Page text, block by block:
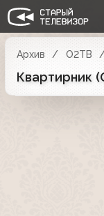
Архив О2ТВ
Квартирник